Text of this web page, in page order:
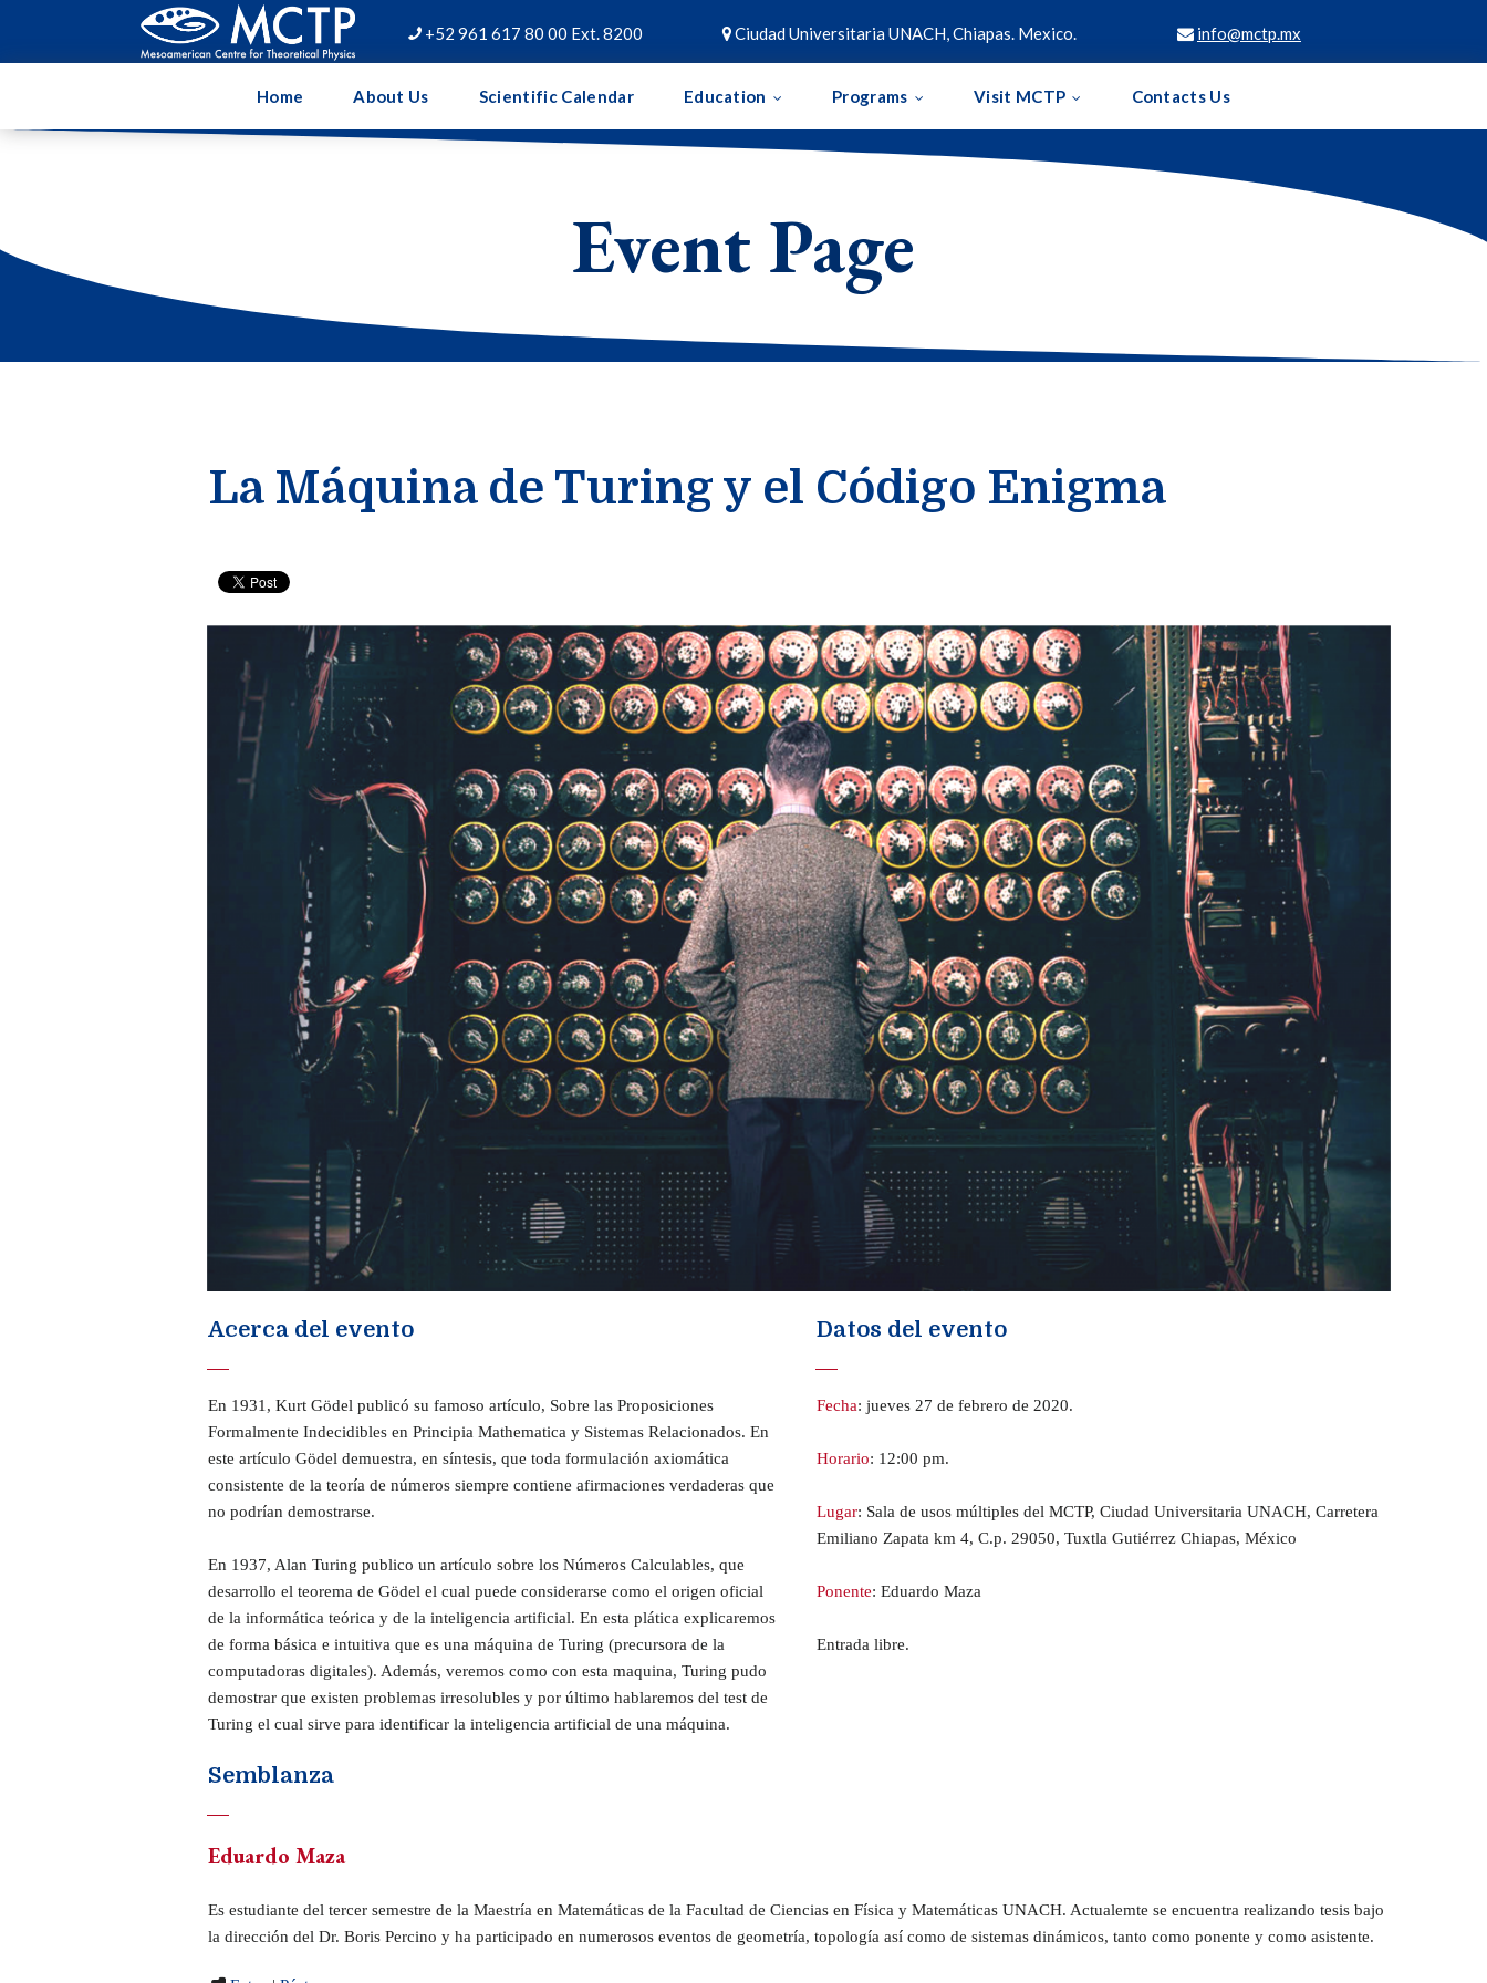
+52 961 617 80 00 Ext. 8200 Ciudad Universitaria UNACH, Chiapas. Mexico.  info@mctp.mx
Home About Us Scientific Calendar Education Programs Visit MCTP Contacts Us
Event Page
La Máquina de Turing y el Código Enigma
Acerca del evento
En 1931, Kurt Gödel publicó su famoso artículo, Sobre las Proposiciones
Formalmente Indecidibles en Principia Mathematica y Sistemas Relacionados. En
este artículo Gödel demuestra, en síntesis, que toda formulación axiomática
consistente de la teoría de números siempre contiene afirmaciones verdaderas que
no podrían demostrarse.
En 1937, Alan Turing publico un artículo sobre los Números Calculables, que
desarrollo el teorema de Gödel el cual puede considerarse como el origen oficial
de la informática teórica y de la inteligencia artificial. En esta plática explicaremos
de forma básica e intuitiva que es una máquina de Turing (precursora de la
computadoras digitales). Además, veremos como con esta maquina, Turing pudo
demostrar que existen problemas irresolubles y por último hablaremos del test de
Turing el cual sirve para identificar la inteligencia artificial de una máquina.
Datos del evento
Fecha: jueves 27 de febrero de 2020.
Horario: 12:00 pm.
Lugar: Sala de usos múltiples del MCTP, Ciudad Universitaria UNACH, Carretera
Emiliano Zapata km 4, C.p. 29050, Tuxtla Gutiérrez Chiapas, México
Ponente: Eduardo Maza
Entrada libre.
Semblanza
Eduardo Maza
Es estudiante del tercer semestre de la Maestría en Matemáticas de la Facultad de Ciencias en Física y Matemáticas UNACH. Actualemte se encuentra realizando tesis bajo
la dirección del Dr. Boris Percino y ha participado en numerosos eventos de geometría, topología así como de sistemas dinámicos, tanto como ponente y como asistente.